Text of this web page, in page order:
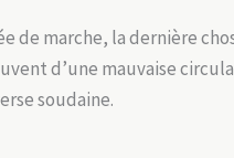
Pers,
Étanche
de marche, la dernière
d’une mauvaise
soudaine.